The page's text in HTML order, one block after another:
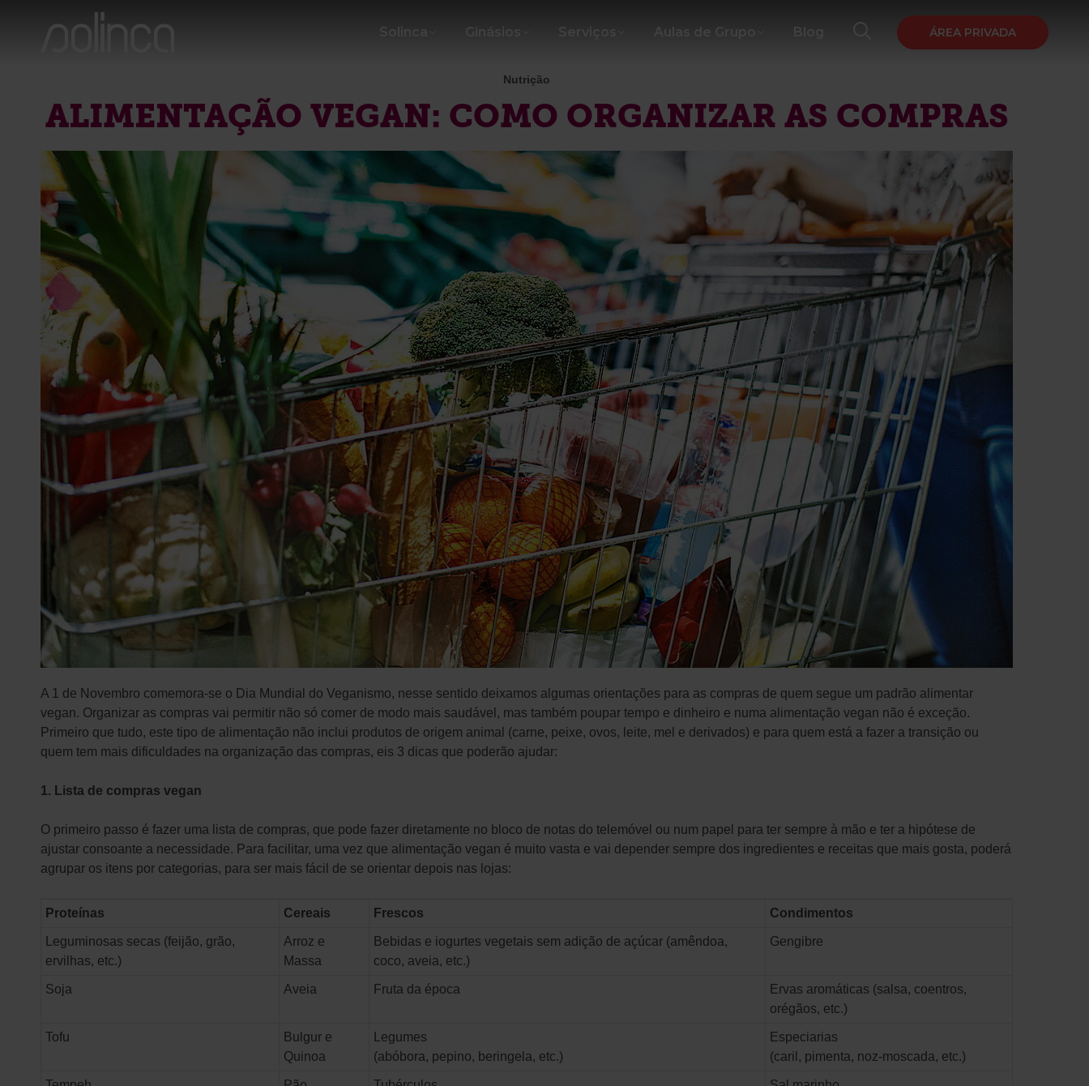
ÁREA PRIVADA
Nutrição
ALIMENTAÇÃO VEGAN: COMO ORGANIZAR AS COMPRAS
A 1 de Novembro comemora-se o Dia Mundial do Veganismo, nesse sentido deixamos algumas orientações para as compras de quem segue um padrão alimentar
vegan. Organizar as compras vai permitir não só comer de modo mais saudável, mas também poupar tempo e dinheiro e numa alimentação vegan não é exceção.
Primeiro que tudo, este tipo de alimentação não inclui produtos de origem animal (carne, peixe, ovos, leite, mel e derivados) e para quem está a fazer a transição ou
quem tem mais dificuldades na organização das compras, eis 3 dicas que poderão ajudar:
1. Lista de compras vegan
O primeiro passo é fazer uma lista de compras, que pode fazer diretamente no bloco de notas do telemóvel ou num papel para ter sempre à mão e ter a hipótese de
ajustar consoante a necessidade. Para facilitar, uma vez que alimentação vegan é muito vasta e vai depender sempre dos ingredientes e receitas que mais gosta, poderá
agrupar os itens por categorias, para ser mais fácil de se orientar depois nas lojas:
Proteínas Cereais Frescos Condimentos
Leguminosas secas (feijão, grão,
ervilhas, etc.)
Arroz e
Massa
Bebidas e iogurtes vegetais sem adição de açúcar (amêndoa,
coco, aveia, etc.)
Gengibre
Soja Aveia Fruta da época
Ervas aromáticas (salsa, coentros,
orégãos, etc.)
Tofu
Bulgur e
Quinoa
Legumes
(abóbora, pepino, beringela, etc.)
Especiarias
(caril, pimenta, noz-moscada, etc.)